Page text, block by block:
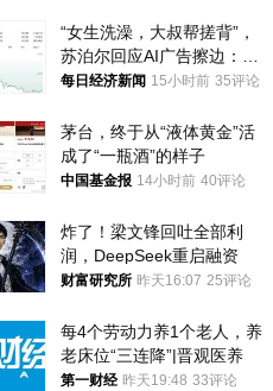
“女生洗澡，大叔帮搓背”，
苏泊尔回应AI广告擦边：视
频全下架，已强化内容管理
每日经济新闻 15小时前 35评论
茅台，终于从“液体黄金”活
成了“一瓶酒”的样子
中国基金报 14小时前 40评论
炸了！梁文锋回吐全部利
润，DeepSeek重启融资
财富研究所 昨天16:07 25评论
每4个劳动力养1个老人，养
老床位“三连降”|晋观医养
第一财经 昨天19:48 33评论